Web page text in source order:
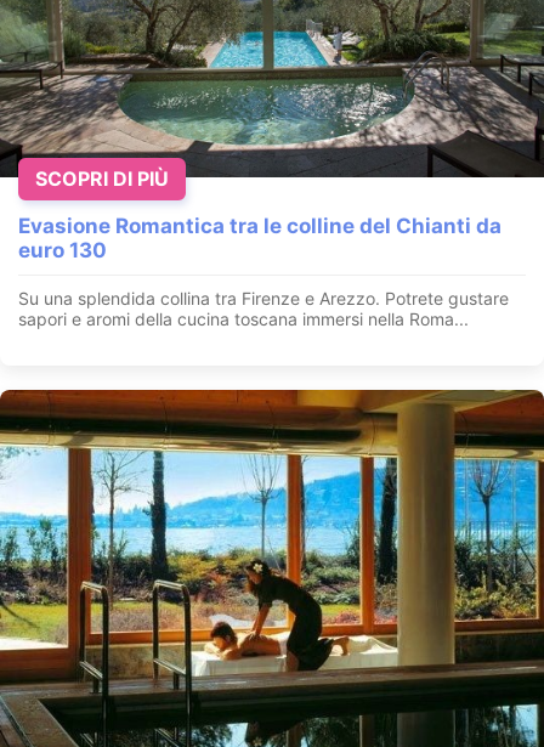
Evasione Romantica tra le colline del Chianti da
euro 130
Su una splendida collina tra Firenze e Arezzo. Potrete gustare
sapori e aromi della cucina toscana immersi nella Roma...
SCOPRI DI PIÙ